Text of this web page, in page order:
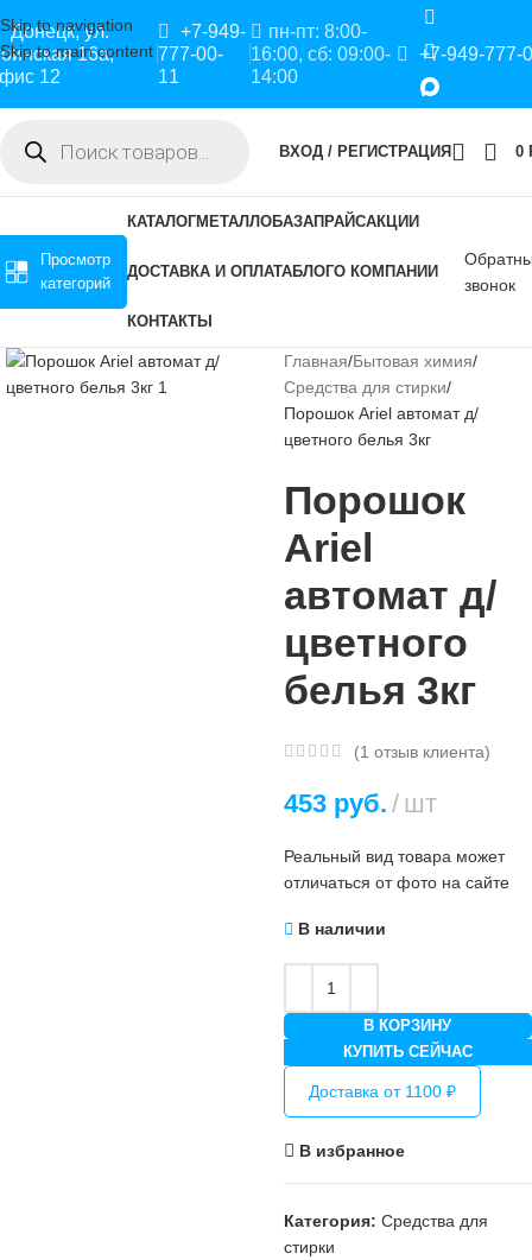
Skip to navigation
Skip to main content
Донецк, ул.
16а,
12
+7-949-
777-00-
11
пн-пт: 8:00-
16:00, сб: 09:00-
14:00
+7-949-777-
ВХОД / РЕГИСТРАЦИЯ 0
Просмотр
категорий
КАТАЛОГМЕТАЛЛОБАЗАПРАЙСАКЦИИ
ДОСТАВКА И ОПЛАТАБЛОГО КОМПАНИИ
КОНТАКТЫ
звонок
Главная Бытовая химия
Средства для стирки
Порошок Ariel автомат д/
цветного белья 3кг
Порошок
Ariel
автомат д/
цветного
белья 3кг
(1 отзыв клиента)
453руб. шт
Реальный вид товара может
отличаться от фото на сайте
В наличии
В КОРЗИНУ
КУПИТЬ СЕЙЧАС
Доставка от 1100 ₽
В избранное
Категория: Средства для
стирки